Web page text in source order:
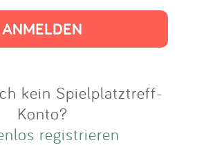
kein Spielplatztreff-
Konto?
registrieren